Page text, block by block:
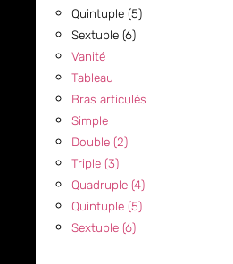
Quintuple (5)
Sextuple (6)
Vanité
Tableau
Bras articulés
Simple
Double (2)
Triple (3)
Quadruple (4)
Quintuple (5)
Sextuple (6)